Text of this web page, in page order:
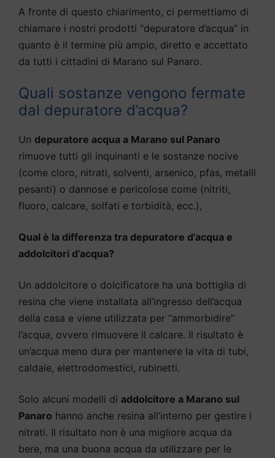
A fronte di questo chiarimento, ci permettiamo di
chiamare i nostri prodotti “depuratore d’acqua” in
quanto è il termine più ampio, diretto e accettato
da tutti i cittadini di Marano sul Panaro.
Quali sostanze vengono fermate
dal depuratore d’acqua?
Un depuratore acqua a Marano sul Panaro
rimuove tutti gli inquinanti e le sostanze nocive
(come cloro, nitrati, solventi, arsenico, pfas, metalli
pesanti) o dannose e pericolose come (nitriti,
fluoro, calcare, solfati e torbidità, ecc.),
Qual è la differenza tra depuratore d’acqua e
addolcitori d’acqua?
Un addolcitore o dolcificatore ha una bottiglia di
resina che viene installata all’ingresso dell’acqua
della casa e viene utilizzata per “ammorbidire”
l’acqua, ovvero rimuovere il calcare. Il risultato è
un’acqua meno dura per mantenere la vita di tubi,
caldaie, elettrodomestici, rubinetti.
Solo alcuni modelli di addolcitore a Marano sul
Panaro hanno anche resina all’interno per gestire i
nitrati. Il risultato non è una migliore acqua da
bere, ma una buona acqua da utilizzare per le